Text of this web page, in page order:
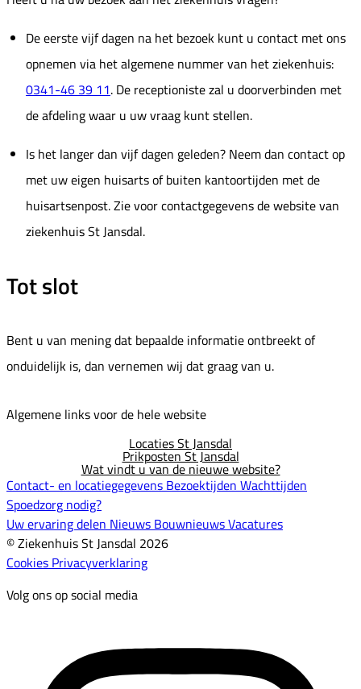
De eerste vijf dagen na het bezoek kunt u contact met ons
opnemen via het algemene nummer van het ziekenhuis:
0341-46 39 11. De receptioniste zal u doorverbinden met
de afdeling waar u uw vraag kunt stellen.
Is het langer dan vijf dagen geleden? Neem dan contact op
met uw eigen huisarts of buiten kantoortijden met de
huisartsenpost. Zie voor contactgegevens de website van
ziekenhuis St Jansdal.
Tot slot
Bent u van mening dat bepaalde informatie ontbreekt of
onduidelijk is, dan vernemen wij dat graag van u.
Algemene links voor de hele website
Locaties St Jansdal
Prikposten St Jansdal
Wat vindt u van de nieuwe website?
Contact- en locatiegegevens Bezoektijden Wachttijden
Spoedzorg nodig?
Uw ervaring delen Nieuws BouwnieuwsVacatures
© Ziekenhuis St Jansdal 2026
Cookies Privacyverklaring
Volg ons op social media